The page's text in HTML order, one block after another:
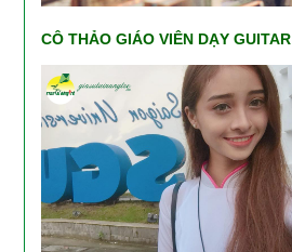
CÔ THẢO GIÁO VIÊN DẠY GUITAR